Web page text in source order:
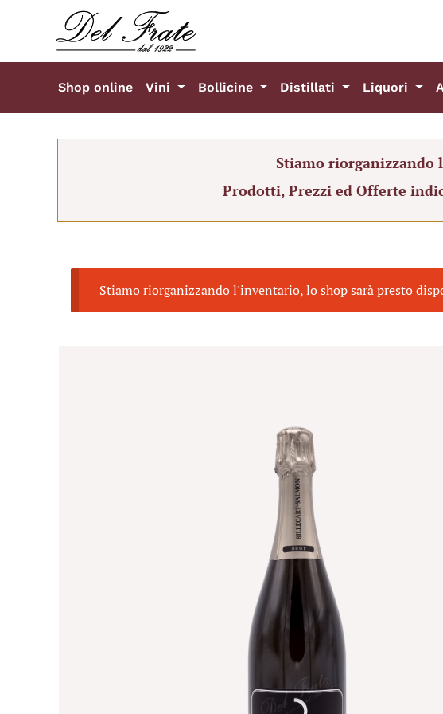
Shop online Vini Bollicine Distillati Liquori
Stiamo riorganizzando
Prodotti, Prezzi ed Offerte
Stiamo riorganizzando l'inventario, lo shop sarà presto